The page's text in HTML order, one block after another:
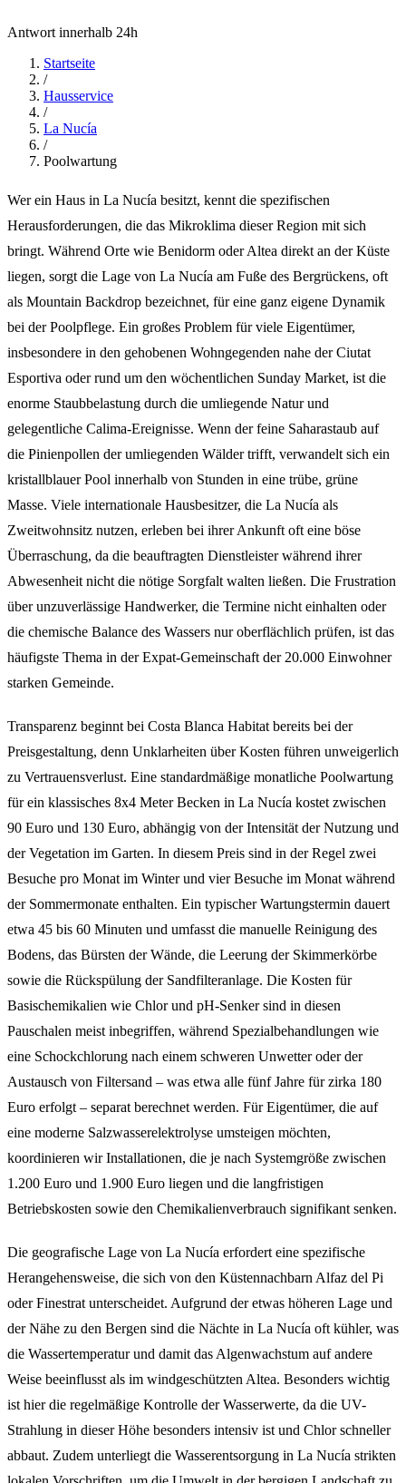
Antwort innerhalb 24h
Startseite
/
Hausservice
/
La Nucía
/
Poolwartung
Wer ein Haus in La Nucía besitzt, kennt die spezifischen
Herausforderungen, die das Mikroklima dieser Region mit sich
bringt. Während Orte wie Benidorm oder Altea direkt an der Küste
liegen, sorgt die Lage von La Nucía am Fuße des Bergrückens, oft
als Mountain Backdrop bezeichnet, für eine ganz eigene Dynamik
bei der Poolpflege. Ein großes Problem für viele Eigentümer,
insbesondere in den gehobenen Wohngegenden nahe der Ciutat
Esportiva oder rund um den wöchentlichen Sunday Market, ist die
enorme Staubbelastung durch die umliegende Natur und
gelegentliche Calima-Ereignisse. Wenn der feine Saharastaub auf
die Pinienpollen der umliegenden Wälder trifft, verwandelt sich ein
kristallblauer Pool innerhalb von Stunden in eine trübe, grüne
Masse. Viele internationale Hausbesitzer, die La Nucía als
Zweitwohnsitz nutzen, erleben bei ihrer Ankunft oft eine böse
Überraschung, da die beauftragten Dienstleister während ihrer
Abwesenheit nicht die nötige Sorgfalt walten ließen. Die Frustration
über unzuverlässige Handwerker, die Termine nicht einhalten oder
die chemische Balance des Wassers nur oberflächlich prüfen, ist das
häufigste Thema in der Expat-Gemeinschaft der 20.000 Einwohner
starken Gemeinde.
Transparenz beginnt bei Costa Blanca Habitat bereits bei der
Preisgestaltung, denn Unklarheiten über Kosten führen unweigerlich
zu Vertrauensverlust. Eine standardmäßige monatliche Poolwartung
für ein klassisches 8x4 Meter Becken in La Nucía kostet zwischen
90 Euro und 130 Euro, abhängig von der Intensität der Nutzung und
der Vegetation im Garten. In diesem Preis sind in der Regel zwei
Besuche pro Monat im Winter und vier Besuche im Monat während
der Sommermonate enthalten. Ein typischer Wartungstermin dauert
etwa 45 bis 60 Minuten und umfasst die manuelle Reinigung des
Bodens, das Bürsten der Wände, die Leerung der Skimmerkörbe
sowie die Rückspülung der Sandfilteranlage. Die Kosten für
Basischemikalien wie Chlor und pH-Senker sind in diesen
Pauschalen meist inbegriffen, während Spezialbehandlungen wie
eine Schockchlorung nach einem schweren Unwetter oder der
Austausch von Filtersand – was etwa alle fünf Jahre für zirka 180
Euro erfolgt – separat berechnet werden. Für Eigentümer, die auf
eine moderne Salzwasserelektrolyse umsteigen möchten,
koordinieren wir Installationen, die je nach Systemgröße zwischen
1.200 Euro und 1.900 Euro liegen und die langfristigen
Betriebskosten sowie den Chemikalienverbrauch signifikant senken.
Die geografische Lage von La Nucía erfordert eine spezifische
Herangehensweise, die sich von den Küstennachbarn Alfaz del Pi
oder Finestrat unterscheidet. Aufgrund der etwas höheren Lage und
der Nähe zu den Bergen sind die Nächte in La Nucía oft kühler, was
die Wassertemperatur und damit das Algenwachstum auf andere
Weise beeinflusst als im windgeschützten Altea. Besonders wichtig
ist hier die regelmäßige Kontrolle der Wasserwerte, da die UV-
Strahlung in dieser Höhe besonders intensiv ist und Chlor schneller
abbaut. Zudem unterliegt die Wasserentsorgung in La Nucía strikten